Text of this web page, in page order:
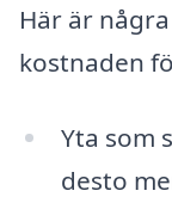
Här är
kostnaden
Yta som
desto